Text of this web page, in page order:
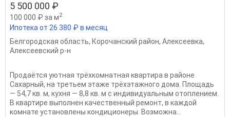
5 500 000 ₽
100 000 ₽ за м2
Ипотека от 26 380 ₽ в месяц
Белгородская область, Корочанский район, Алексеевка,
Алексеевский р-н
Продаётся уютная трёхкомнатная квартира в районе
Сахарный, на третьем этаже трёхэтажного дома. Площадь
— 54,7 кв. м, кухня — 8,8 кв. м с индивидуальным отоплением.
В квартире выполнен качественный ремонт, в каждой
комнате установлены кондиционеры. Возможна...